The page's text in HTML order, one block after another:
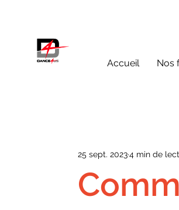
Accueil Nos
25 sept. 20234 min de